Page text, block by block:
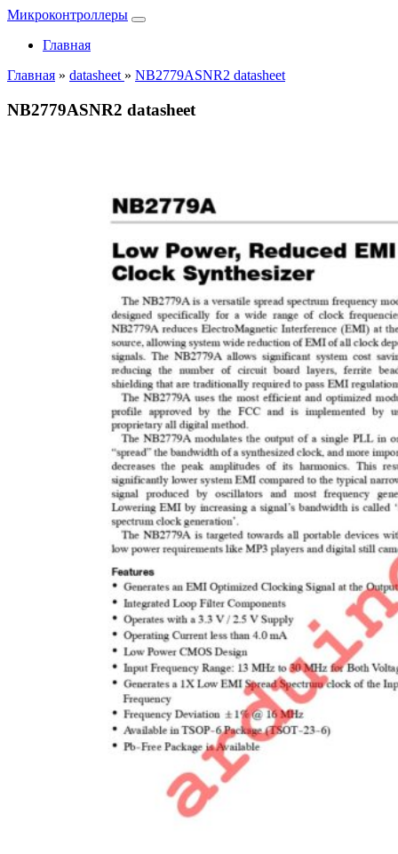
Микроконтроллеры
Главная
Главная » datasheet » NB2779ASNR2 datasheet
NB2779ASNR2 datasheet